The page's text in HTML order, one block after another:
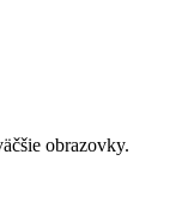
obrazovky.